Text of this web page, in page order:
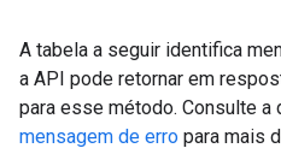
A tabela a seguir identifica
a API pode retornar em
para esse método. Consulte a
mensagem de erro para mais